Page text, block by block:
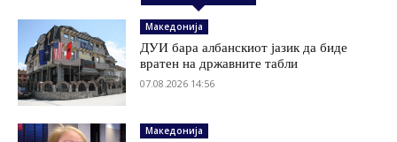
Македонија
ДУИ бара албанскиот јазик да биде
вратен на државните табли
07.08.2026 14:56
Македонија